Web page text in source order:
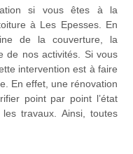
si vous êtes à la
à Les Epesses. En
de la couverture, la
de nos activités. Si vous
intervention est à faire
En effet, une rénovation
point par point l’état
travaux. Ainsi, toutes